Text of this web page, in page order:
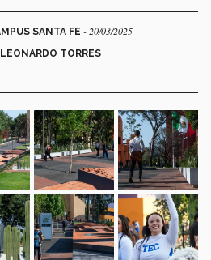
SANTA FE - 20/03/2025
TORRES